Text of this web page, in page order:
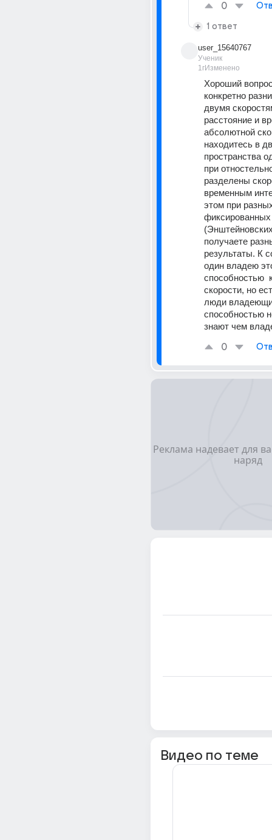
0
1 ответ
user_15640767
Ученик
1гИзменено
Хороший
конкретно
двумя
расстояние и
абсолютной
находитесь в
пространства
при
разделены
временным
этом при
фиксированных
получаете
результаты. К
один владею
способностью
скорости, но
люди
способностью
знают чем
0
Видео по теме